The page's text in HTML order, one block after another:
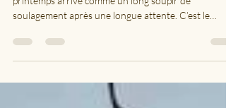
La croissance ne se force pas, elle se suit. Le
soulagement après une longue attente. C’est le
fragile, du silence hivernal à l’élan de la vie qui
recommence à circuler. Mais le printemps n’est pas